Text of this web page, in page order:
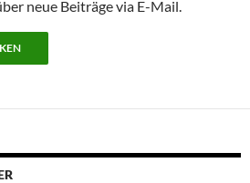
neue Beiträge via E-Mail.